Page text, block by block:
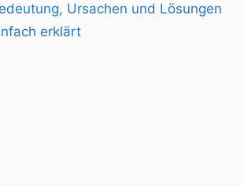
Ursachen und Lösungen
erklärt